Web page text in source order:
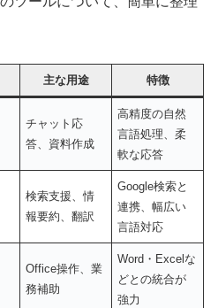
主な用途 特徴
チャット応
答、資料作成
高精度の自然
言語処理、柔
軟な応答
検索支援、情
報要約、翻訳
Google検索と
連携、幅広い
言語対応
Office操作、業
務補助
Word・Excelな
どとの統合が
強力